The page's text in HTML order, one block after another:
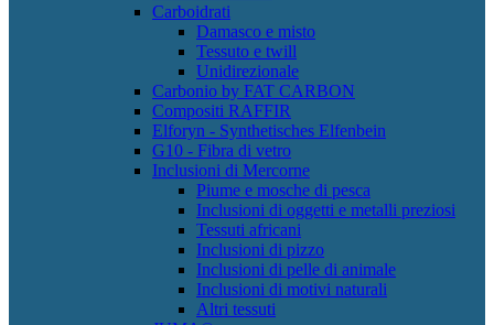
Carboidrati
Damasco e misto
Tessuto e twill
Unidirezionale
Carbonio by FAT CARBON
Compositi RAFFIR
Elforyn - Synthetisches Elfenbein
G10 - Fibra di vetro
Inclusioni di Mercorne
Piume e mosche di pesca
Inclusioni di oggetti e metalli preziosi
Tessuti africani
Inclusioni di pizzo
Inclusioni di pelle di animale
Inclusioni di motivi naturali
Altri tessuti